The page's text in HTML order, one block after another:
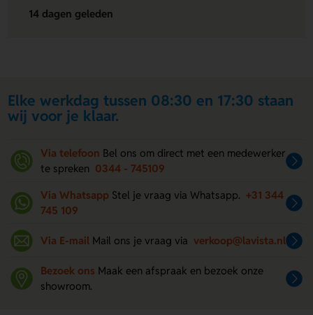
14 dagen geleden
Elke werkdag tussen 08:30 en 17:30 staan
wij voor je klaar.
Via telefoon Bel ons om direct met een medewerker
te spreken 0344 - 745109
Via Whatsapp Stel je vraag via Whatsapp. +31 344
745 109
Via E-mail Mail ons je vraag via verkoop@lavista.nl
Bezoek ons Maak een afspraak en bezoek onze
showroom.